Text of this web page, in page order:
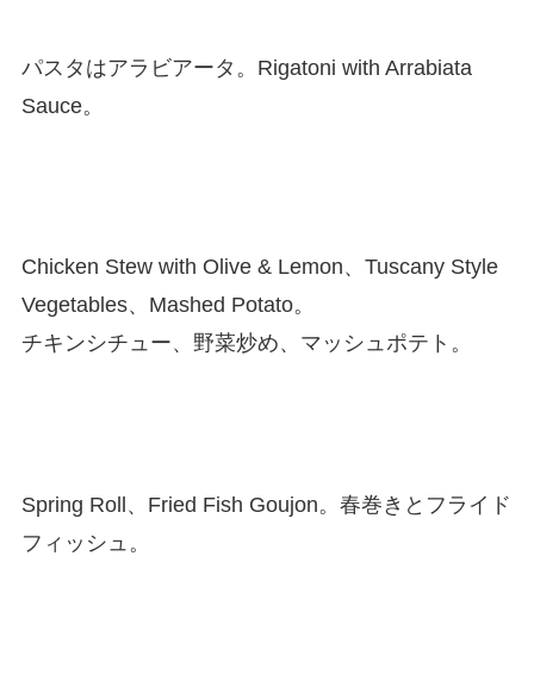
パスタはアラビアータ。Rigatoni with Arrabiata
Sauce。
Chicken Stew with Olive & Lemon、Tuscany Style
Vegetables、Mashed Potato。
チキンシチュー、野菜炒め、マッシュポテト。
Spring Roll、Fried Fish Goujon。春巻きとフライド
フィッシュ。